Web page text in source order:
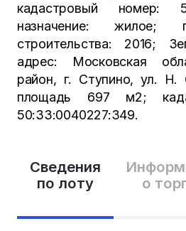
Сведения
по лоту
о
кадастровый номер:
назначение: жилое;
строительства: 2016;
адрес: Московская
район, г. Ступино, ул. Н.
площадь 697 м2;
50:33:0040227:349.